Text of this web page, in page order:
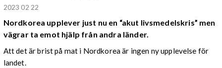
2023 02 22
Nordkorea upplever just nu en “akut livsmedelskris” men
vägrar ta emot hjälp från andra länder.
Att det är brist på mat i Nordkorea är ingen ny upplevelse för
landet.